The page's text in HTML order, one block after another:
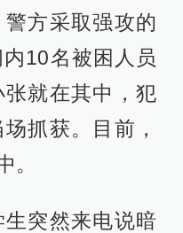
方采取强攻的
10名被困人员
就在其中，犯
抓获。目前，
。
生突然来电说暗